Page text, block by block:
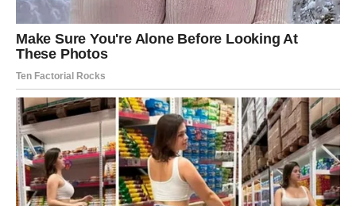
ste na pravom putu ličnog rasta.
ZDRAVLJE – TELO TRAŽI
PAŽNJU
Zdravlje zahteva više brige. Umor, napetost u ramenima,
vratu ili donjem delu leđa može biti znak emotivnog